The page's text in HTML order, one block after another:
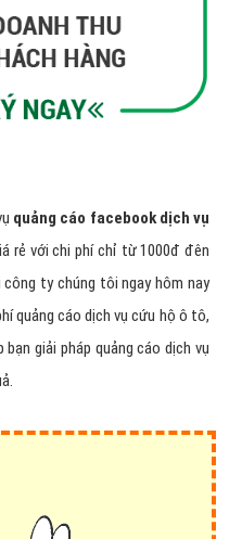
ty chúng tôi ngay hôm nay
quảng cáo dịch vụ cứu hộ ô tô,